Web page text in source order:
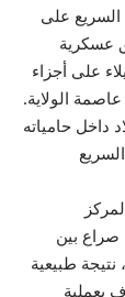
السريع على
عسكرية
على أجزاء
الولاية.
داخل حامياته
صراع بين
طبيعية
بعملية